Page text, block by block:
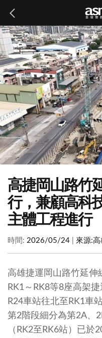
高捷岡山路竹
行，兼顧高科
主體工程進行
時間: 2026/05/24 來源:
高雄捷運岡山路竹延伸
RK1～RK8等8座高架
R24車站往北至RK1車
第2階段細分為第2A、
（RK2至RK6站）已